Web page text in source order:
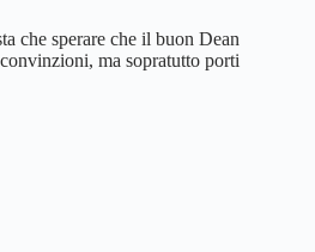
che sperare che il buon Dean
ma sopratutto porti